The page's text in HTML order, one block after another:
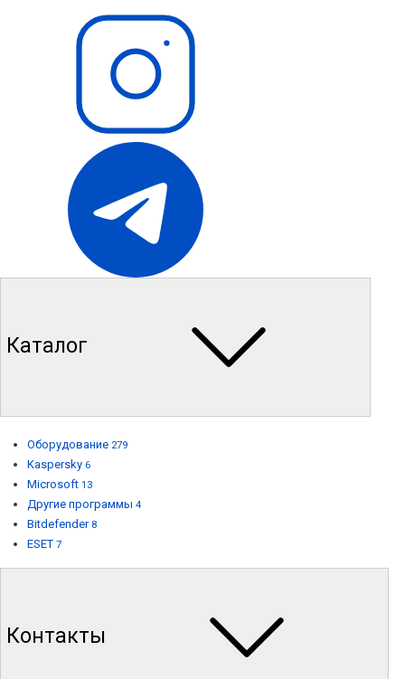
Каталог
Оборудование 279
Kaspersky 6
Microsoft 13
Другие программы 4
Bitdefender 8
ESET 7
Контакты